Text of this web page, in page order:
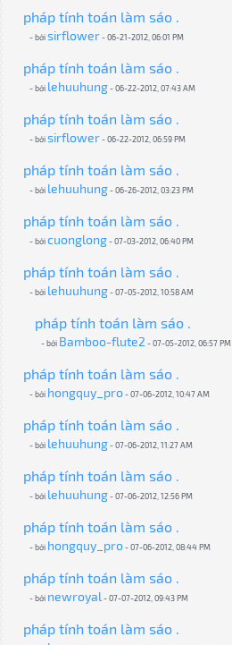
pháp tính toán làm sáo .
- bởisirflower- 06-21-2012, 06:01 PM
pháp tính toán làm sáo .
- bởi lehuuhung- 06-22-2012, 07:43 AM
pháp tính toán làm sáo .
- bởisirflower- 06-22-2012, 06:59 PM
pháp tính toán làm sáo .
- bởi lehuuhung- 06-26-2012, 03:23 PM
pháp tính toán làm sáo .
- bởicuonglong- 07-03-2012, 06:40 PM
pháp tính toán làm sáo .
- bởi lehuuhung- 07-05-2012, 10:58 AM
pháp tính toán làm sáo .
- bởi Bamboo-flute2 - 07-05-2012, 06:57 PM
pháp tính toán làm sáo .
- bởi hongquy_pro- 07-06-2012, 10:47 AM
pháp tính toán làm sáo .
- bởi lehuuhung- 07-06-2012, 11:27 AM
pháp tính toán làm sáo .
- bởi lehuuhung- 07-06-2012, 12:56 PM
pháp tính toán làm sáo .
- bởi hongquy_pro- 07-06-2012, 08:44 PM
pháp tính toán làm sáo .
- bởi newroyal- 07-07-2012, 09:43 PM
pháp tính toán làm sáo .